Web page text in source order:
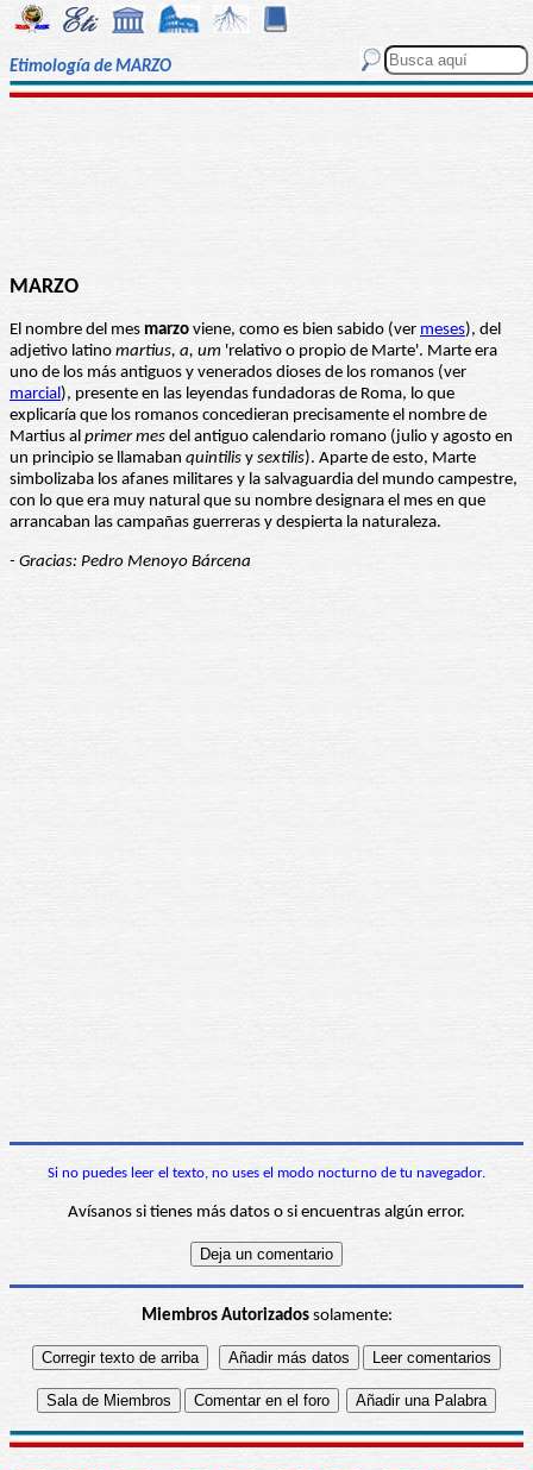
Etimología de MARZO
MARZO
El nombre del mes marzo viene, como es bien sabido (ver meses), del
adjetivo latino martius, a, um 'relativo o propio de Marte'. Marte era
uno de los más antiguos y venerados dioses de los romanos (ver
marcial), presente en las leyendas fundadoras de Roma, lo que
explicaría que los romanos concedieran precisamente el nombre de
Martius al primer mes del antiguo calendario romano (julio y agosto en
un principio se llamaban quintilis y sextilis). Aparte de esto, Marte
simbolizaba los afanes militares y la salvaguardia del mundo campestre,
con lo que era muy natural que su nombre designara el mes en que
arrancaban las campañas guerreras y despierta la naturaleza.
- Gracias: Pedro Menoyo Bárcena
Si no puedes leer el texto, no uses el modo nocturno de tu navegador.
Avísanos si tienes más datos o si encuentras algún error.
Miembros Autorizadossolamente: